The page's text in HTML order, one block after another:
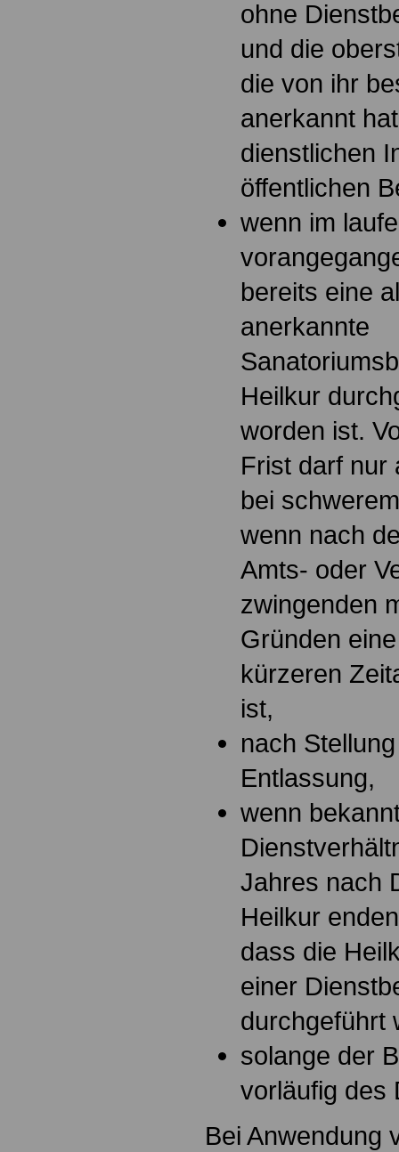
ohne
und die
die von ihr
anerkannt
dienstlichen
öffentlichen
wenn im
bereits eine
anerkannte
Heilkur
worden ist.
Frist darf nur
bei
wenn nach
Amts- oder
zwingenden
Gründen
kürzeren
ist,
nach
Entlassung,
wenn
Jahres nach
Heilkur
dass die
einer
durchgeführt
solange der
vorläufig des
Bei Anwendung